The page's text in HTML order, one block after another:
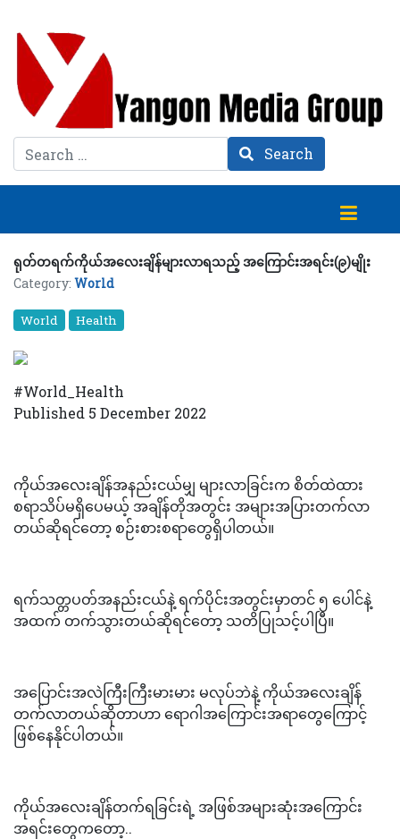
Search Search
ရုတ်တရက်ကိုယ်အလေးချိန်များလာရသည့် အကြောင်းအရင်း(၉)မျိုး
Category: World
World Health
#World_Health
Published 5 December 2022
ကိုယ်အလေးချိန်အနည်းငယ်မျှ များလာခြင်းက စိတ်ထဲထား
စရာသိပ်မရှိပေမယ့် အချိန်တိုအတွင်း အများအပြားတက်လာ
တယ်ဆိုရင်တော့ စဉ်းစားစရာတွေရှိပါတယ်။
ရက်သတ္တပတ်အနည်းငယ်နဲ့ ရက်ပိုင်းအတွင်းမှာတင် ၅ ပေါင်နဲ့
အထက် တက်သွားတယ်ဆိုရင်တော့ သတိပြုသင့်ပါပြီ။
အပြောင်းအလဲကြီးကြီးမားမား မလုပ်ဘဲနဲ့ ကိုယ်အလေးချိန်
တက်လာတယ်ဆိုတာဟာ ရောဂါအကြောင်းအရာတွေကြောင့်
ဖြစ်နေနိုင်ပါတယ်။
ကိုယ်အလေးချိန်တက်ရခြင်းရဲ့ အဖြစ်အများဆုံးအကြောင်း
အရင်းတွေကတော့..